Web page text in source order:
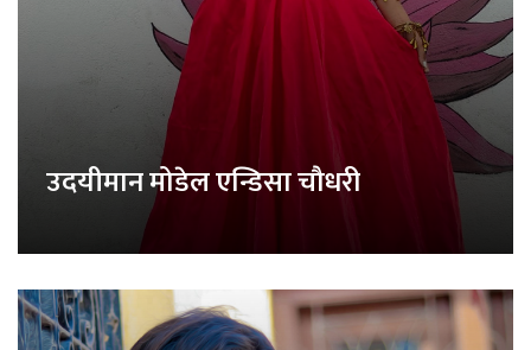
उदयीमान मोडेल एन्डिसा चौधरी